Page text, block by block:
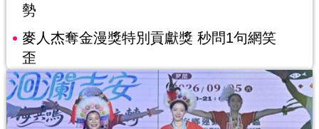
勢
麥人杰奪金漫獎特別貢獻獎 秒問1句網笑
歪